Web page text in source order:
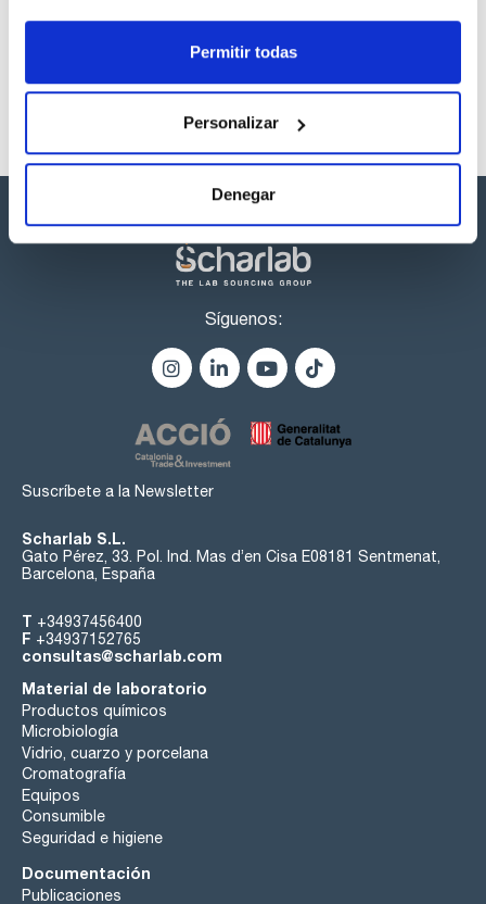
Permitir todas
Personalizar
Denegar
Síguenos:
Suscríbete a la Newsletter
Scharlab S.L.
Gato Pérez, 33. Pol. Ind. Mas d’en Cisa E08181 Sentmenat,
Barcelona, España
T +34937456400
F +34937152765
consultas@scharlab.com
Material de laboratorio
Productos químicos
Microbiología
Vidrio, cuarzo y porcelana
Cromatografía
Equipos
Consumible
Seguridad e higiene
Documentación
Publicaciones